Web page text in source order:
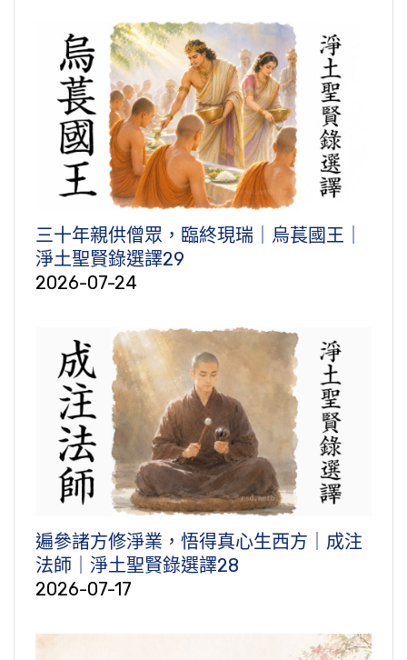
三十年親供僧眾，臨終現瑞｜烏萇國王｜
淨土聖賢錄選譯29
2026-07-24
遍參諸方修淨業，悟得真心生西方｜成注
法師｜淨土聖賢錄選譯28
2026-07-17